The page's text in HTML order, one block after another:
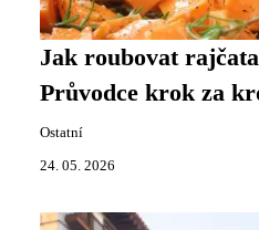
Jak roubovat
Průvodce krok za
Ostatní
24. 05. 2026